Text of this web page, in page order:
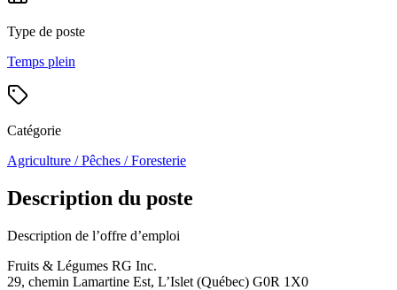
Type de poste
Temps plein
Catégorie
Agriculture / Pêches / Foresterie
Description du poste
Description de l’offre d’emploi
Fruits & Légumes RG Inc.
29, chemin Lamartine Est, L’Islet (Québec) G0R 1X0